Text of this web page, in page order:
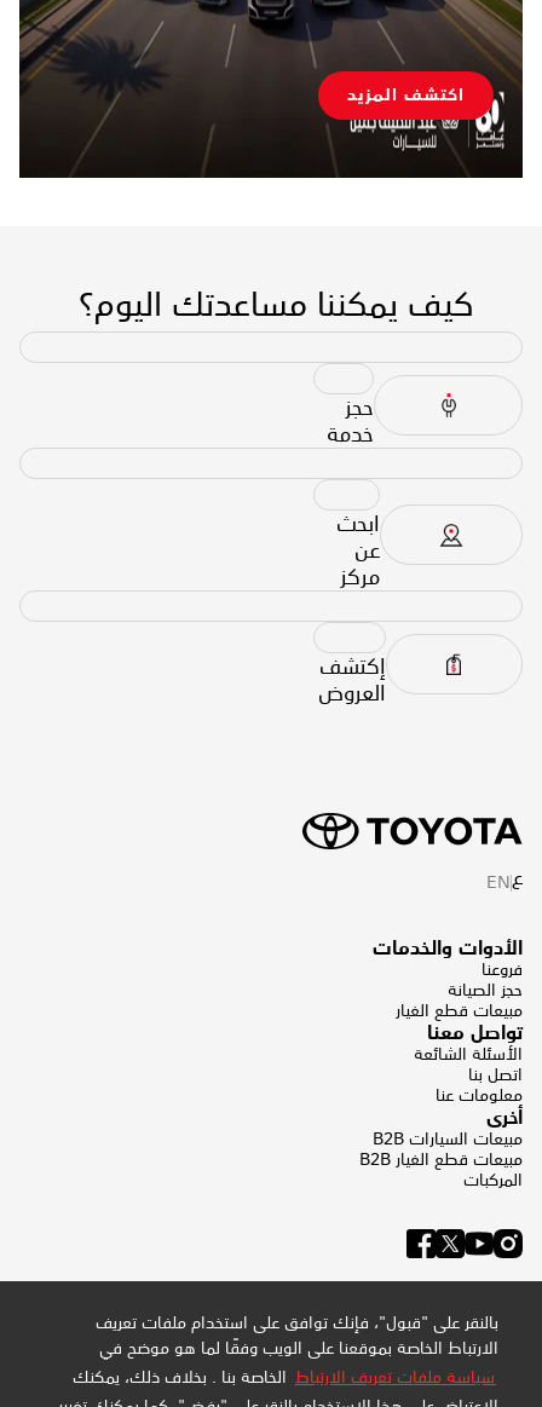
بالنقر على "قبول"، فإنك توافق على استخدام ملفات تعريف
الارتباط الخاصة بموقعنا على الويب وفقًا لما هو موضح في
سياسة ملفات تعريف الارتباط الخاصة بنا . بخلاف ذلك، يمكنك
اكتشف المزيد
كيف يمكننا مساعدتك اليوم؟
حجز
خدمة
ابحث
عن
مركز
إكتشف
العروض
عEN
الأدوات والخدمات
فروعنا
حجز الصيانة
مبيعات قطع الغيار
تواصل معنا
الأسئلة الشائعة
اتصل بنا
معلومات عنا
أخرى
مبيعات السيارات B2B
مبيعات قطع الغيار B2B
المركبات